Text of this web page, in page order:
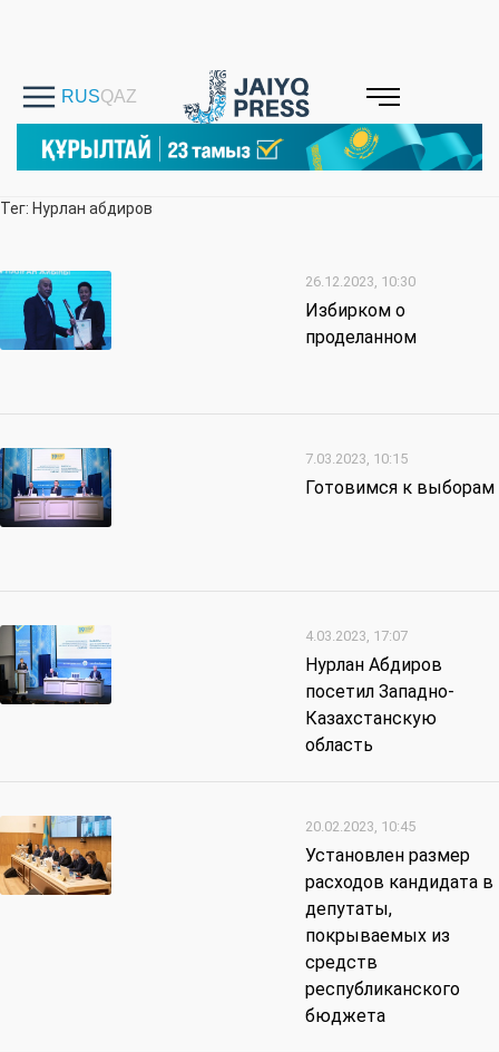
Тег: Нурлан абдиров
26.12.2023, 10:30
Избирком о
проделанном
7.03.2023, 10:15
Готовимся к выборам
4.03.2023, 17:07
Нурлан Абдиров
посетил Западно-
Казахстанскую
область
20.02.2023, 10:45
Установлен размер
расходов кандидата в
депутаты,
покрываемых из
средств
республиканского
бюджета